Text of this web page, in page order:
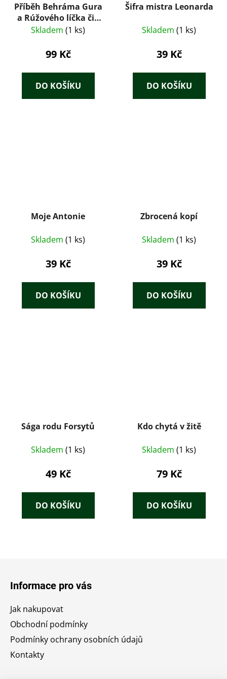
Příběh Behráma Gura
a Rúžového líčka čili
sedm dní a sedm nocí
Skladem (1 ks)
99 Kč
DO KOŠÍKU
Šifra mistra Leonarda
Skladem (1 ks)
39 Kč
DO KOŠÍKU
Moje Antonie
Skladem (1 ks)
39 Kč
DO KOŠÍKU
Zbrocená kopí
Skladem (1 ks)
39 Kč
DO KOŠÍKU
Sága rodu Forsytů
Skladem (1 ks)
49 Kč
DO KOŠÍKU
Kdo chytá v žitě
Skladem (1 ks)
79 Kč
DO KOŠÍKU
Informace pro vás
Jak nakupovat
Obchodní podmínky
Podmínky ochrany osobních údajů
Kontakty